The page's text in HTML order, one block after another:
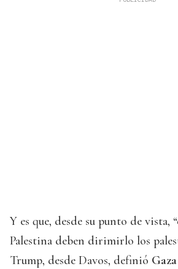
Y es que, desde su punto de vista,
Palestina deben dirimirlo los
Trump, desde Davos, definió Gaza